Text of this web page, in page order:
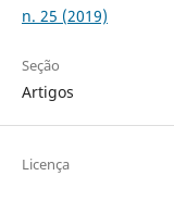
n. 25 (2019)
Seção
Artigos
Licença